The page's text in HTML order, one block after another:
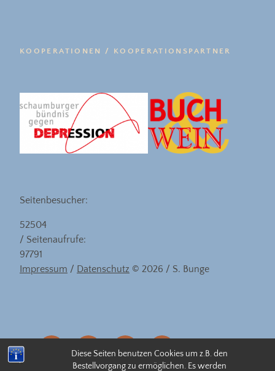
Diese Seiten benutzen Cookies um z.B. den
Bestellvorgang zu ermöglichen. Es werden
KOOPERATIONEN / KOOPERATIONSPARTNER
Seitenbesucher:
52504
/ Seitenaufrufe:
97791
Impressum / Datenschutz © 2026 / S. Bunge